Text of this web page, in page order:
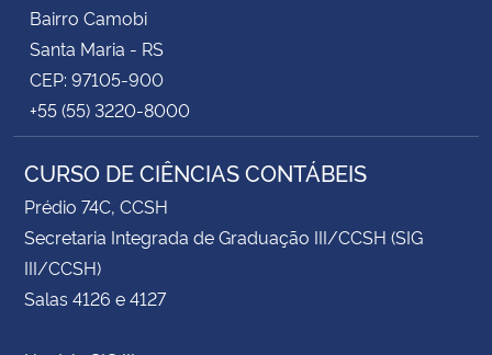
Bairro Camobi
Santa Maria - RS
CEP: 97105-900
+55 (55) 3220-8000
CURSO DE CIÊNCIAS CONTÁBEIS
Prédio 74C, CCSH
Secretaria Integrada de Graduação III/CCSH (SIG
III/CCSH)
Salas 4126 e 4127